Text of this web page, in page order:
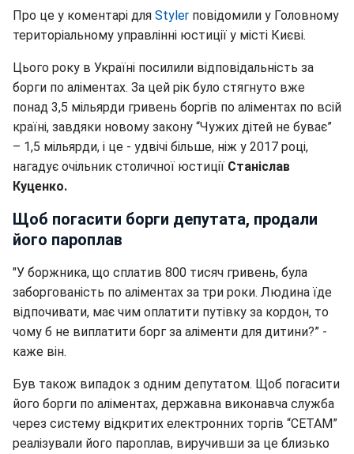
Про це у коментарі для Styler повідомили у Головному
територіальному управлінні юстиції у місті Києві.
Цього року в Україні посилили відповідальність за
борги по аліментах. За цей рік було стягнуто вже
понад 3,5 мільярди гривень боргів по аліментах по всій
країні, завдяки новому закону “Чужих дітей не буває”
– 1,5 мільярди, і це - удвічі більше, ніж у 2017 році,
нагадує очільник столичної юстиції Станіслав
Куценко.
Щоб погасити борги депутата, продали
його пароплав
"У боржника, що сплатив 800 тисяч гривень, була
заборгованість по аліментах за три роки. Людина їде
відпочивати, має чим оплатити путівку за кордон, то
чому б не виплатити борг за аліменти для дитини?” -
каже він.
Був також випадок з одним депутатом. Щоб погасити
його борги по аліментах, державна виконавча служба
через систему відкритих електронних торгів “СЕТАМ”
реалізували його пароплав, виручивши за це близько